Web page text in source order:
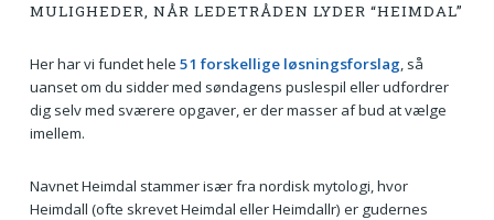
MULIGHEDER, NÅR LEDETRÅDEN LYDER “HEIMDAL”
Her har vi fundet hele 51 forskellige løsningsforslag, så
uanset om du sidder med søndagens puslespil eller udfordrer
dig selv med sværere opgaver, er der masser af bud at vælge
imellem.
Navnet Heimdal stammer især fra nordisk mytologi, hvor
Heimdall (ofte skrevet Heimdal eller Heimdallr) er gudernes